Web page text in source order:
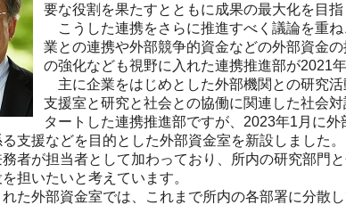
要な役割を果たすとともに成果の最大化を目指
こうした連携をさらに推進すべく議論を重
業との連携や外部競争的資金などの外部資金
の強化なども視野に入れた連携推進部が2021
主に企業をはじめとした外部機関との研究活
支援室と研究と社会との協働に関連した社会
タートした連携推進部ですが、2023年1月に
支援などを目的とした外部資金室を新設しました
者が担当者として加わっており、所内の研究部門
担いたいと考えています。
た外部資金室では、これまで所内の各部署に分散